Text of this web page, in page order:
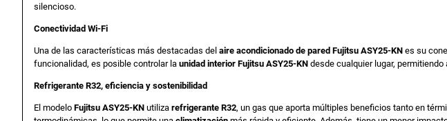
silencioso.
Conectividad Wi-Fi
Una de las características más destacadas del aire acondicionado de pared Fujitsu ASY25-KN es su
funcionalidad, es posible controlar la unidad interior Fujitsu ASY25-KN desde cualquier lugar,
Refrigerante R32, eficiencia y sostenibilidad
El modelo Fujitsu ASY25-KN utiliza refrigerante R32, un gas que aporta múltiples beneficios tanto en